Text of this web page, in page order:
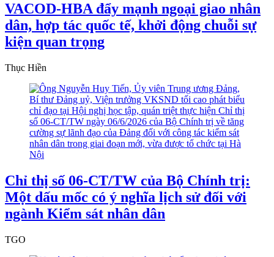
VACOD-HBA đẩy mạnh ngoại giao nhân
dân, hợp tác quốc tế, khởi động chuỗi sự
kiện quan trọng
Thục Hiền
Chỉ thị số 06-CT/TW của Bộ Chính trị:
Một dấu mốc có ý nghĩa lịch sử đối với
ngành Kiểm sát nhân dân
TGO